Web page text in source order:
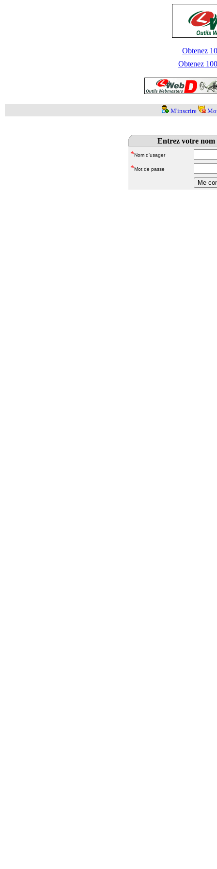
Obtenez
Obtenez
M'inscrire
Entrez votre nom
*Nom d'usager
*Mot de passe